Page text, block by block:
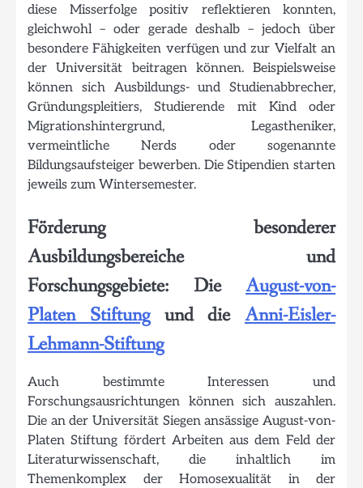
diese Misserfolge positiv reflektieren konnten,
gleichwohl – oder gerade deshalb – jedoch über
besondere Fähigkeiten verfügen und zur Vielfalt an
der Universität beitragen können. Beispielsweise
können sich Ausbildungs- und Studienabbrecher,
Gründungspleitiers, Studierende mit Kind oder
Migrationshintergrund, Legastheniker,
vermeintliche Nerds oder sogenannte
Bildungsaufsteiger bewerben. Die Stipendien starten
jeweils zum Wintersemester.
Förderung besonderer
Ausbildungsbereiche und
Forschungsgebiete: Die August-von-
Platen Stiftungund die Anni-Eisler-
Lehmann-Stiftung
Auch bestimmte Interessen und
Forschungsausrichtungen können sich auszahlen.
Die an der Universität Siegen ansässige August-von-
Platen Stiftung fördert Arbeiten aus dem Feld der
Literaturwissenschaft, die inhaltlich im
Themenkomplex der Homosexualität in der